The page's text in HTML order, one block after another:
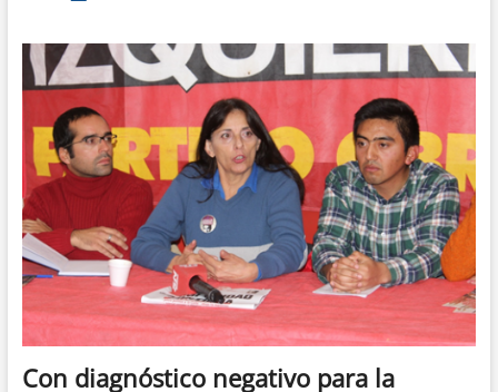
de
referentes
mapuches
y
de
organismos
de
Humanos
Con diagnóstico negativo para la